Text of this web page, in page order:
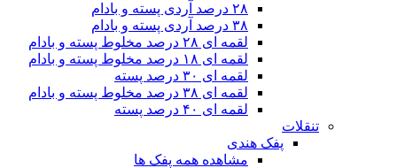
۲۸ درصد آردی پسته و بادام
۳۸ درصد آردی پسته و بادام
لقمه ای ۲۸ درصد مخلوط پسته و بادام
لقمه ای ۱۸ درصد مخلوط پسته و بادام
لقمه ای ۳۰ درصد پسته
لقمه ای ۳۸ درصد مخلوط پسته و بادام
لقمه ای ۴۰ درصد پسته
تنقلات
پفک هندی
مشاهده همه پفک ها